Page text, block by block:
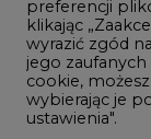
Handel
Wodór
Górnictwo
preferencji
klikając
wyrazić zgód
jego
cookie,
wybierając je
ustawienia".